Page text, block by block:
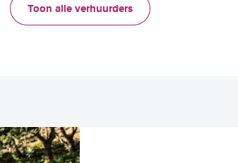
Toon alle verhuurders